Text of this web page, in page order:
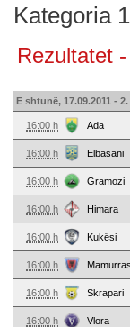
Kategoria
Rezultatet
E shtunë, 17.09.2011 -
16:00 h Ada
16:00 h Elbasani
16:00 h Gramozi
16:00 h Himara
16:00 h Kukësi
16:00 h Mamurras
16:00 h Skrapari
16:00 h Vlora